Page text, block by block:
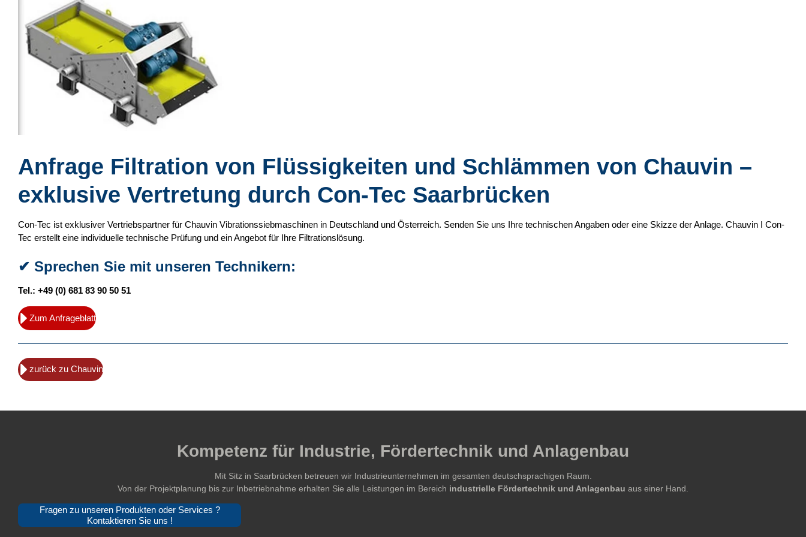
Anfrage Filtration von Flüssigkeiten und Schlämmen von Chauvin –
exklusive Vertretung durch Con-Tec Saarbrücken
Con-Tec ist exklusiver Vertriebspartner für Chauvin Vibrationssiebmaschinen in Deutschland und Österreich. Senden Sie uns Ihre technischen Angaben oder eine Skizze der Anlage. Chauvin I Con-
Tec erstellt eine individuelle technische Prüfung und ein Angebot für Ihre Filtrationslösung.
✔ Sprechen Sie mit unseren Technikern:
Tel.: +49 (0) 681 83 90 50 51
Zum Anfrageblatt
zurück zu Chauvin
Kompetenz für Industrie, Fördertechnik und Anlagenbau
Mit Sitz in Saarbrücken betreuen wir Industrieunternehmen im gesamten deutschsprachigen Raum.
Von der Projektplanung bis zur Inbetriebnahme erhalten Sie alle Leistungen im Bereich industrielle Fördertechnik und Anlagenbau aus einer Hand.
Fragen zu unseren Produkten oder Services ?
Kontaktieren Sie uns !